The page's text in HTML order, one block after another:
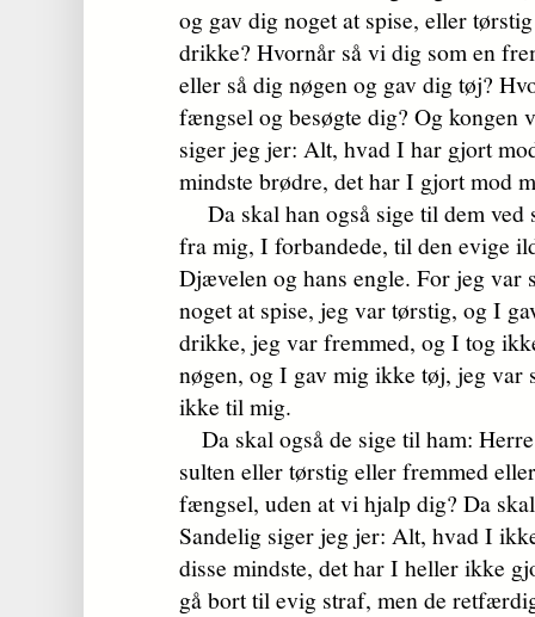
og gav dig noget at spise, eller
drikke? Hvornår så vi dig som en
eller så dig nøgen og gav dig tøj?
fængsel og besøgte dig? Og kongen
siger jeg jer: Alt, hvad I har gjort
mindste brødre, det har I gjort mod
Da skal han også sige til dem ved
fra mig, I forbandede, til den evige
Djævelen og hans engle. For jeg var
noget at spise, jeg var tørstig, og I
drikke, jeg var fremmed, og I tog
nøgen, og I gav mig ikke tøj, jeg var
ikke til mig.
Da skal også de sige til ham:
sulten eller tørstig eller fremmed
fængsel, uden at vi hjalp dig? Da
Sandelig siger jeg jer: Alt, hvad I
disse mindste, det har I heller ikke
gå bort til evig straf, men de